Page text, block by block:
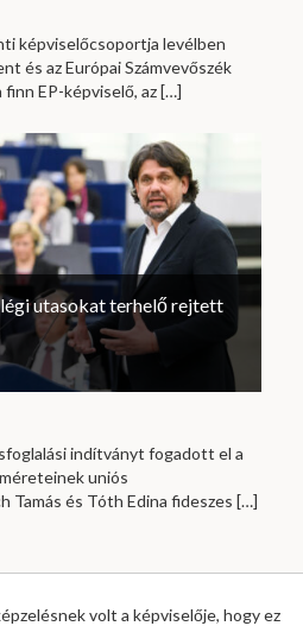
képviselőcsoportja levélben
és az Európai Számvevőszék
EP-képviselő, az[…]
utasokat terhelő rejtett
indítványt fogadott el a
uniós
Tamás és Tóth Edina fideszes […]
volt a képviselője, hogy ez